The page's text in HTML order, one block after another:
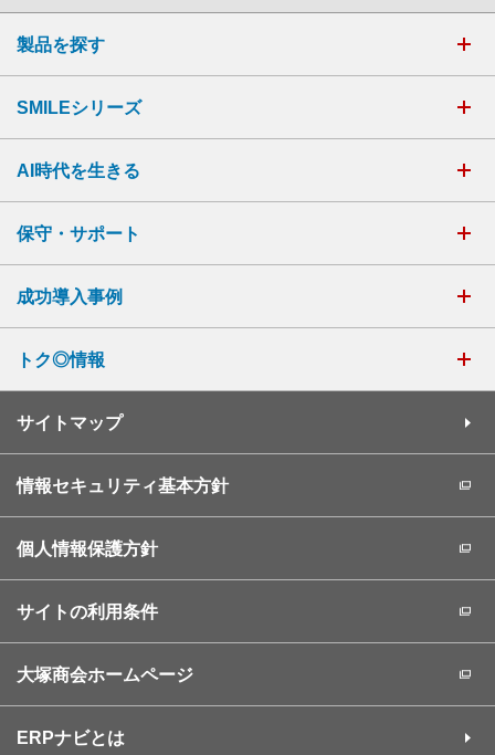
製品を探す
SMILEシリーズ
AI時代を生きる
保守・サポート
成功導入事例
トク◎情報
サイトマップ
情報セキュリティ基本方針
個人情報保護方針
サイトの利用条件
大塚商会ホームページ
ERPナビとは